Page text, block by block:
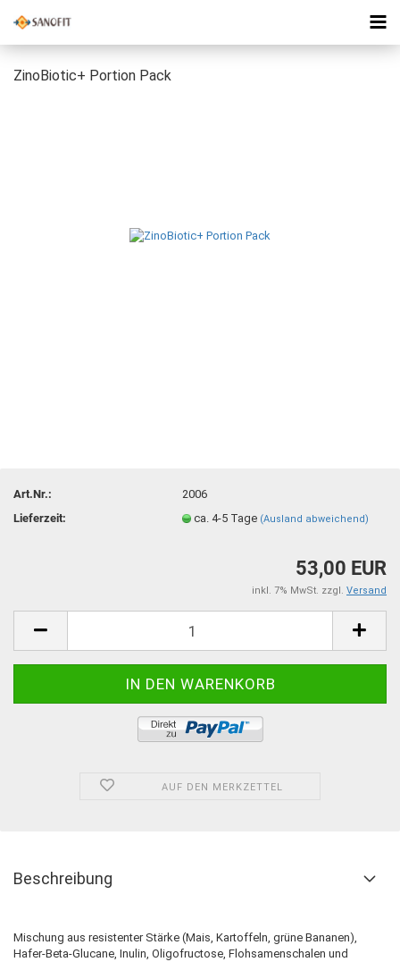
ZinoBiotic+ Portion Pack
Art.Nr.:
2006
Lieferzeit:
ca. 4-5 Tage (Ausland abweichend)
53,00 EUR
inkl. 7% MwSt. zzgl. Versand
AUF DEN MERKZETTEL
Beschreibung
Mischung aus resistenter Stärke (Mais, Kartoffeln, grüne Bananen),
Hafer-Beta-Glucane, Inulin, Oligofructose, Flohsamenschalen und